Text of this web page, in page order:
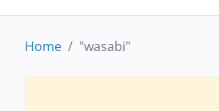
Home "wasabi"